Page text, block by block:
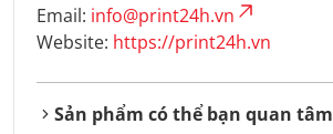
Email: info@print24h.vn
Website: https://print24h.vn
Sản phẩm có thể bạn quan tâm